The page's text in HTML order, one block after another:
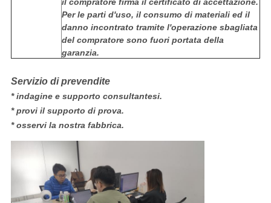
il compratore firma il certificato di accettazione.
Per le parti d'uso, il consumo di materiali ed il
danno incontrato tramite l'operazione sbagliata
del compratore sono fuori portata della
garanzia.
Servizio di prevendite
* indagine e supporto consultantesi.
* provi il supporto di prova.
* osservi la nostra fabbrica.